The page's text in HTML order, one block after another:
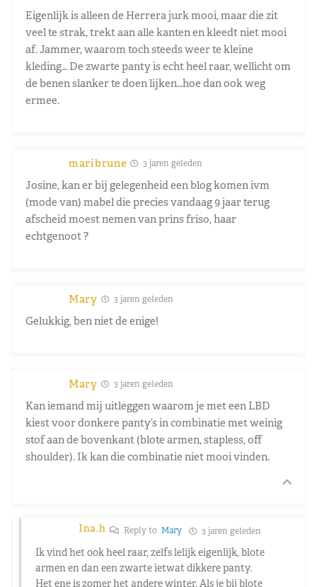
Eigenlijk is alleen de Herrera jurk mooi, maar die zit
veel te strak, trekt aan alle kanten en kleedt niet mooi
af. Jammer, waarom toch steeds weer te kleine
kleding… De zwarte panty is echt heel raar, wellicht om
de benen slanker te doen lijken…hoe dan ook weg
ermee.
maribrune 3 jaren geleden
Josine, kan er bij gelegenheid een blog komen ivm
(mode van) mabel die precies vandaag 9 jaar terug
afscheid moest nemen van prins friso, haar
echtgenoot ?
Mary 3 jaren geleden
Gelukkig, ben niet de enige!
Mary 3 jaren geleden
Kan iemand mij uitleggen waarom je met een LBD
kiest voor donkere panty’s in combinatie met weinig
stof aan de bovenkant (blote armen, stapless, off
shoulder). Ik kan die combinatie niet mooi vinden.
Ina.h Reply to Mary 3 jaren geleden
Ik vind het ook heel raar, zelfs lelijk eigenlijk, blote
armen en dan een zwarte ietwat dikkere panty.
Het ene is zomer het andere winter. Als je bij blote